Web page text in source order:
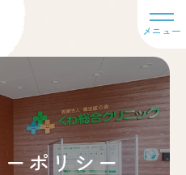
メニュー
ポリシー